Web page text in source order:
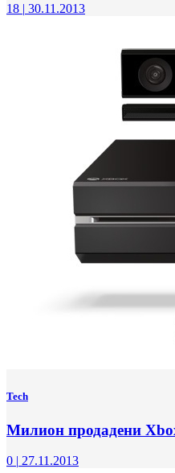
18 | 30.11.2013
Tech
Милион продадени
0 | 27.11.2013